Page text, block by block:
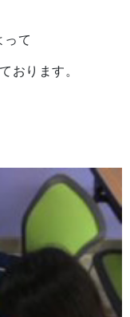
って
おります。